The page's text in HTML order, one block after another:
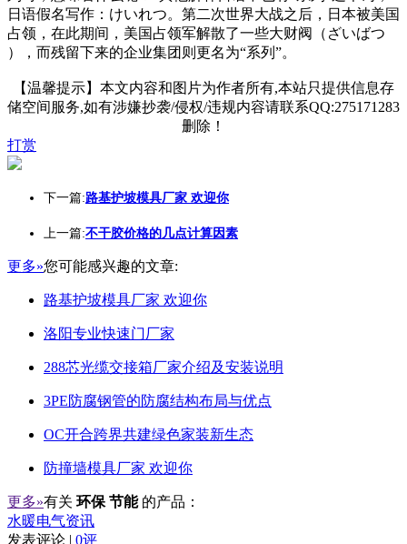
日语假名写作：けいれつ。第二次世界大战之后，日本被美国
占领，在此期间，美国占领军解散了一些大财阀（ざいばつ
），而残留下来的企业集团则更名为“系列”。
【温馨提示】本文内容和图片为作者所有,本站只提供信息存
储空间服务,如有涉嫌抄袭/侵权/违规内容请联系QQ:275171283
删除！
打赏
下一篇:路基护坡模具厂家 欢迎你
上一篇:不干胶价格的几点计算因素
更多»您可能感兴趣的文章:
路基护坡模具厂家 欢迎你
洛阳专业快速门厂家
288芯光缆交接箱厂家介绍及安装说明
3PE防腐钢管的防腐结构布局与优点
OC开合跨界共建绿色家装新生态
防撞墙模具厂家 欢迎你
更多»有关 环保 节能 的产品：
水暖电气资讯
发表评论 | 0评